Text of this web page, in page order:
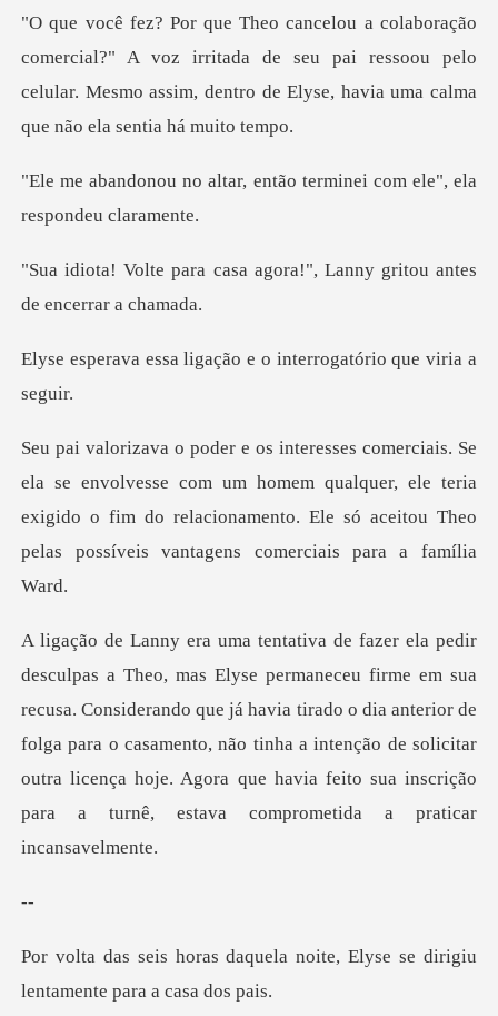
A voz irritada de seu pai ressoou pelo
celular. Mesmo assim, de
, então terminei com ele",
sa agora!", Lanny gritou a
gação e o interrogatór
se com um homem qualquer, ele teria
exigido o fim do relacionamento. Ele
. Considerando que já havia tirado o dia anterior de
folga para o casamento, não tinha a intenção de solicitar
out
la noite, Elyse se dirigiu
len